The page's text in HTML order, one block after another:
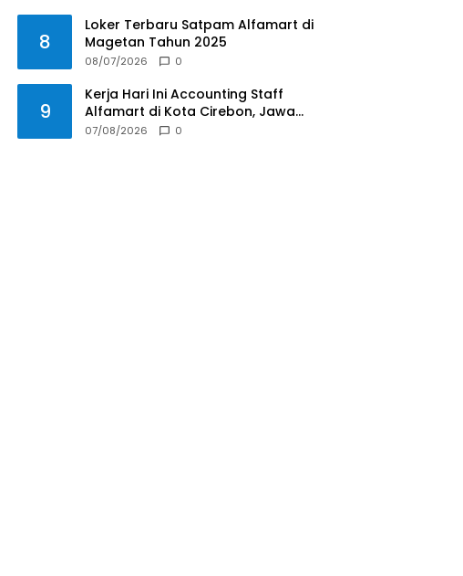
8
Loker Terbaru Satpam Alfamart di
Magetan Tahun 2025
08/07/2026 0
9
Kerja Hari Ini Accounting Staff
Alfamart di Kota Cirebon, Jawa
Barat Tahun 2025
07/08/2026 0